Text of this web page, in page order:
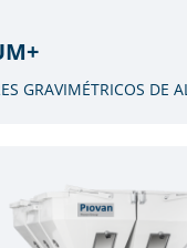
GRAVIMÉTRICOS DE